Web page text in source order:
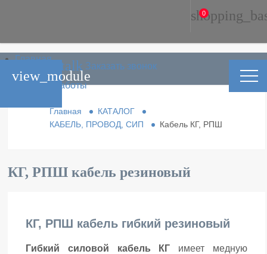
phone_in_talk Заказать звонок
Главная
Каталог
Условия работы
0
Главная
КАТАЛОГ
КАБЕЛЬ, ПРОВОД, СИП
Кабель КГ, РПШ
КГ, РПШ кабель резиновый
КГ, РПШ кабель гибкий резиновый
Гибкий силовой кабель КГ имеет медную
view_module